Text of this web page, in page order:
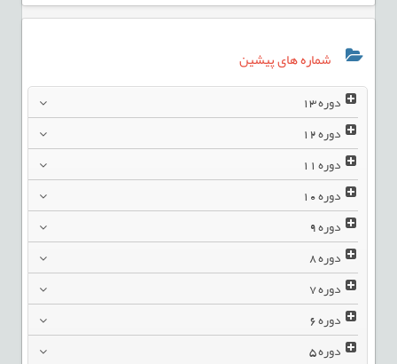
شماره های پیشین
دوره13
دوره12
دوره11
دوره10
دوره9
دوره8
دوره7
دوره6
دوره5